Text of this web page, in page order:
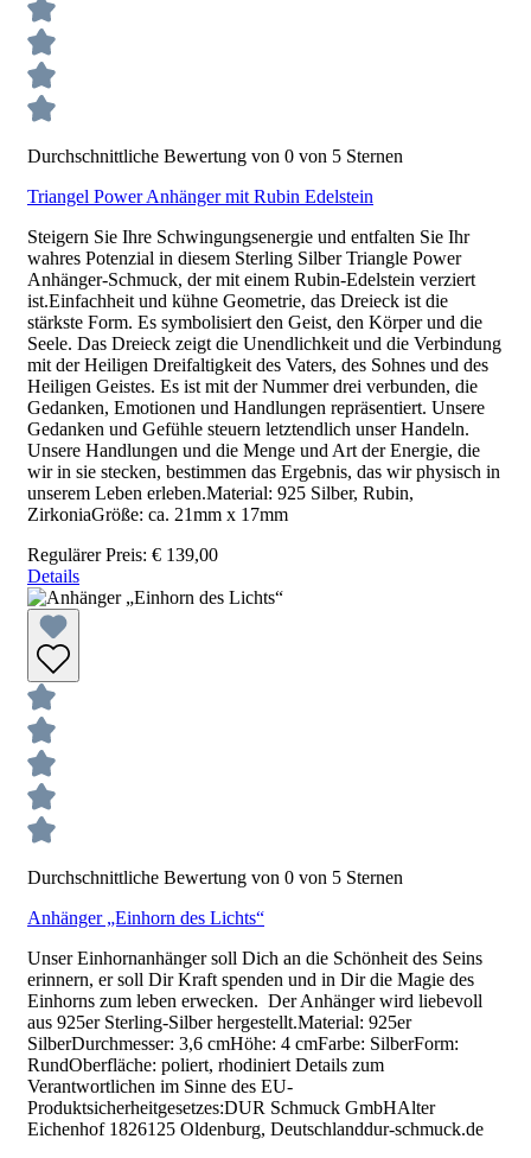
Durchschnittliche Bewertung von 0 von 5 Sternen
Triangel Power Anhänger mit Rubin Edelstein
Steigern Sie Ihre Schwingungsenergie und entfalten Sie Ihr
wahres Potenzial in diesem Sterling Silber Triangle Power
Anhänger-Schmuck, der mit einem Rubin-Edelstein verziert
ist.Einfachheit und kühne Geometrie, das Dreieck ist die
stärkste Form. Es symbolisiert den Geist, den Körper und die
Seele. Das Dreieck zeigt die Unendlichkeit und die Verbindung
mit der Heiligen Dreifaltigkeit des Vaters, des Sohnes und des
Heiligen Geistes. Es ist mit der Nummer drei verbunden, die
Gedanken, Emotionen und Handlungen repräsentiert. Unsere
Gedanken und Gefühle steuern letztendlich unser Handeln.
Unsere Handlungen und die Menge und Art der Energie, die
wir in sie stecken, bestimmen das Ergebnis, das wir physisch in
unserem Leben erleben.Material: 925 Silber, Rubin,
ZirkoniaGröße: ca. 21mm x 17mm
Regulärer Preis: € 139,00
Details
Durchschnittliche Bewertung von 0 von 5 Sternen
Anhänger „Einhorn des Lichts“
Unser Einhornanhänger soll Dich an die Schönheit des Seins
erinnern, er soll Dir Kraft spenden und in Dir die Magie des
Einhorns zum leben erwecken. Der Anhänger wird liebevoll
aus 925er Sterling-Silber hergestellt.Material: 925er
SilberDurchmesser: 3,6 cmHöhe: 4 cmFarbe: SilberForm:
RundOberfläche: poliert, rhodiniert Details zum
Verantwortlichen im Sinne des EU-
Produktsicherheitgesetzes:DUR Schmuck GmbHAlter
Eichenhof 1826125 Oldenburg, Deutschlanddur-schmuck.de